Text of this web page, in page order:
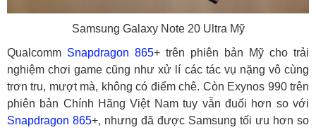
Samsung Galaxy Note 20 Ultra Mỹ
Qualcomm Snapdragon 865+ trên phiên bản Mỹ cho trải
nghiệm chơi game cũng như xử lí các tác vụ nặng vô cùng
trơn tru, mượt mà, không có điểm chê. Còn Exynos 990 trên
phiên bản Chính Hãng Việt Nam tuy vẫn đuối hơn so với
Snapdragon 865+, nhưng đã được Samsung tối ưu hơn so